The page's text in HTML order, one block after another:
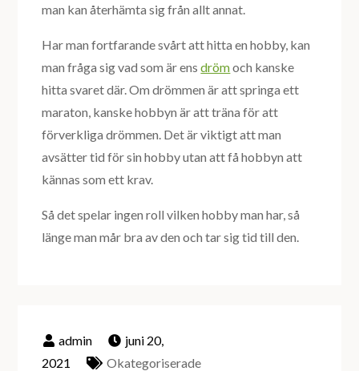
man kan återhämta sig från allt annat.
Har man fortfarande svårt att hitta en hobby, kan
man fråga sig vad som är ensdrömoch kanske
hitta svaret där. Om drömmen är att springa ett
maraton, kanske hobbyn är att träna för att
förverkliga drömmen. Det är viktigt att man
avsätter tid för sin hobby utan att få hobbyn att
kännas som ett krav.
Så det spelar ingen roll vilken hobby man har, så
länge man mår bra av den och tar sig tid till den.
juni 20,
2021
Okategoriserade